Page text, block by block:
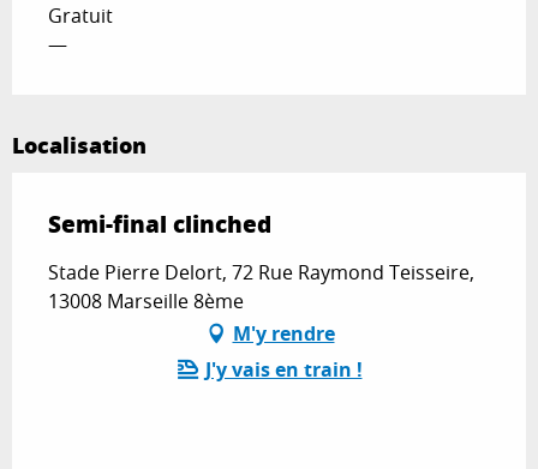
Gratuit
—
Localisation
Semi-final clinched
Stade Pierre Delort, 72 Rue Raymond Teisseire,
13008 Marseille 8ème
M'y rendre
J'y vais en train !